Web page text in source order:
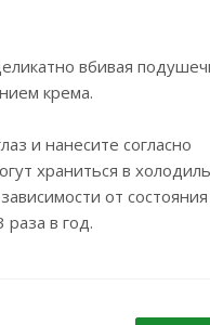
вбивая
крема.
и нанесите согласно
храниться в
от
в год.